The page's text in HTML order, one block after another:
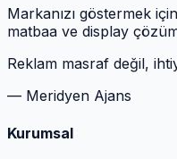
Markanızı göstermek
matbaa ve display
Reklam masraf değil,
— Meridyen Ajans
Kurumsal